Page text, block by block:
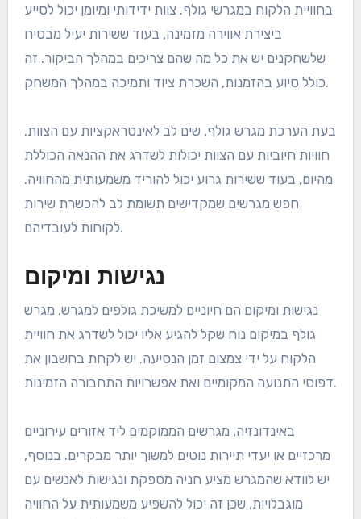
בחוויית הלקוח במגרשי גולף. צוות ידידותי ומיומן יכול לסייע
ביצירת אווירה מזמינה, בעוד ששירות יעיל מבטיח
שלשחקנים יש את כל מה שהם צריכים במהלך הביקור. זה
כולל סיוע בהזמנות, השכרת ציוד ותמיכה במהלך המשחק.
בעת הערכת מגרש גולף, שים לב לאינטראקציות עם הצוות.
חוויות חיוביות עם הצוות יכולות לשדרג את ההנאה הכוללת
מהיום, בעוד ששירות גרוע יכול להוריד משמעותית מהחוויה.
חפש מגרשים שמקדישים תשומת לב להכשרת שירות
לקוחות לעובדיהם.
נגישות ומיקום
נגישות ומיקום הם חיוניים למשיכת גולפים למגרש. מגרש
גולף במיקום נוח שקל להגיע אליו יכול לשדרג את חוויית
הלקוח על ידי צמצום זמן הנסיעה. יש לקחת בחשבון את
דפוסי התנועה המקומיים ואת אפשרויות התחבורה הזמינות.
באינדונזיה, מגרשים הממוקמים ליד אזורים עירוניים
מרכזיים או יעדי תיירות נוטים למשוך יותר מבקרים. בנוסף,
יש לוודא שהמגרש מציע חניה מספקת ונגישות לאנשים עם
מוגבלויות, שכן זה יכול להשפיע משמעותית על החוויה